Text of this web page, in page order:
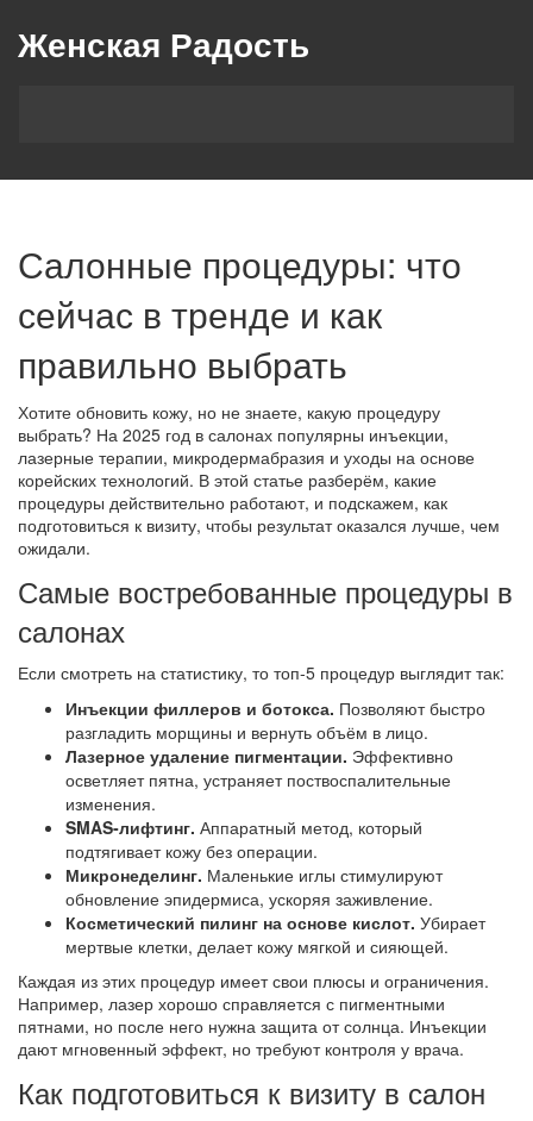
Женская Радость
Салонные процедуры: что
сейчас в тренде и как
правильно выбрать
Хотите обновить кожу, но не знаете, какую процедуру
выбрать? На 2025 год в салонах популярны инъекции,
лазерные терапии, микродермабразия и уходы на основе
корейских технологий. В этой статье разберём, какие
процедуры действительно работают, и подскажем, как
подготовиться к визиту, чтобы результат оказался лучше, чем
ожидали.
Самые востребованные процедуры в
салонах
Если смотреть на статистику, то топ‑5 процедур выглядит так:
Инъекции филлеров и ботокса. Позволяют быстро
разгладить морщины и вернуть объём в лицо.
Лазерное удаление пигментации. Эффективно
осветляет пятна, устраняет поствоспалительные
изменения.
SMAS‑лифтинг. Аппаратный метод, который
подтягивает кожу без операции.
Микронеделинг. Маленькие иглы стимулируют
обновление эпидермиса, ускоряя заживление.
Косметический пилинг на основе кислот. Убирает
мертвые клетки, делает кожу мягкой и сияющей.
Каждая из этих процедур имеет свои плюсы и ограничения.
Например, лазер хорошо справляется с пигментными
пятнами, но после него нужна защита от солнца. Инъекции
дают мгновенный эффект, но требуют контроля у врача.
Как подготовиться к визиту в салон